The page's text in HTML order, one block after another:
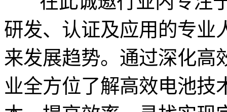
研发、认证及应用的专业
来发展趋势。通过深化高
业全方位了解高效电池技